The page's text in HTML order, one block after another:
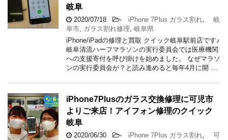
岐阜
2020/07/18 - iPhone 7Plus ガラス割れ,
岐
阜市, ガラス割れ修理, 岐阜県
iPhone/iPadの修理と買取 クイック岐阜駅前店です♪
岐阜清流ハーフマラソンの実行委員会では医療機関
への支援寄付を呼び掛けを始めました。 なぜマラソ
ンの実行委員会が？と読み進めると毎年4月に開 …
iPhone7Plusのガラス交換修理に可児市
よりご来店！アイフォン修理のクイック
岐阜
2020/06/30 - iPhone 7Plus ガラス割れ,
可